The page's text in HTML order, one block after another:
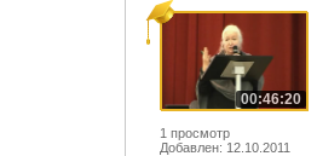
00:46:20
1 просмотр
Добавлен: 12.10.2011